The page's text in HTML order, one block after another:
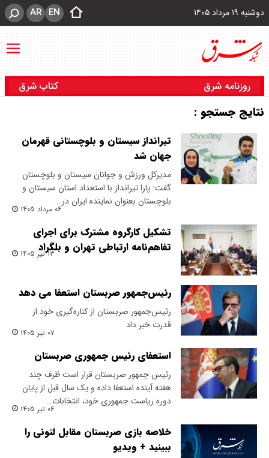
دوشنبه ۱۹ مرداد ۱۴۰۵ EN
AR
روزنامه شرق کتاب شرق
نتایج جستجو :
تیرانداز سیستان و بلوچستانی قهرمان
جهان شد
مدیرکل ورزش و جوانان سیستان و بلوچستان
گفت: پارا تیرانداز با استعداد استان سیستان و
بلوچستان بعنوان نماینده ایران در…
۰۶ مرداد ۱۴۰۵
تشکیل کارگروه مشترک برای اجرای
تفاهم‌نامه ارتباطی تهران و بلگراد
۱۳ تیر ۱۴۰۵
رئیس‌جمهور صربستان استعفا می دهد
رئیس‌جمهور صربستان از کناره‌گیری خود از
قدرت خبر داد
۰۷ تیر ۱۴۰۵
استعفای رئیس جمهوری صربستان
رئیس جمهور صربستان قرار است ظرف چند
هفته آینده استعفا داده و یک سال قبل از پایان
دوره ریاست جمهوری خود، انتخابات…
۰۶ تیر ۱۴۰۵
خلاصه بازی صربستان مقابل لتونی را
ببینید + ویدیو